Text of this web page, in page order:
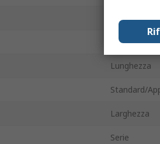
Materiale
Lunghezza
Standard/
Larghezza
Serie